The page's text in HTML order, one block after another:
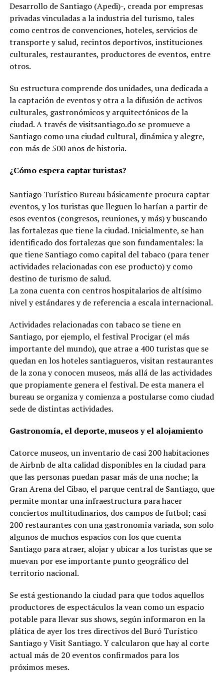
Desarrollo de Santiago (Apedi)-, creada por empresas
privadas vinculadas a la industria del turismo, tales
como centros de convenciones, hoteles, servicios de
transporte y salud, recintos deportivos, instituciones
culturales, restaurantes, productores de eventos, entre
otros.
Su estructura comprende dos unidades, una dedicada a
la captación de eventos y otra a la difusión de activos
culturales, gastronómicos y arquitectónicos de la
ciudad. A través de visitsantiago.do se promueve a
Santiago como una ciudad cultural, dinámica y alegre,
con más de 500 años de historia.
¿Cómo espera captar turistas?
Santiago Turístico Bureau básicamente procura captar
eventos, y los turistas que lleguen lo harían a partir de
esos eventos (congresos, reuniones, y más) y buscando
las fortalezas que tiene la ciudad. Inicialmente, se han
identificado dos fortalezas que son fundamentales: la
que tiene Santiago como capital del tabaco (para tener
actividades relacionadas con ese producto) y como
destino de turismo de salud.
La zona cuenta con centros hospitalarios de altísimo
nivel y estándares y de referencia a escala internacional.
Actividades relacionadas con tabaco se tiene en
Santiago, por ejemplo, el festival Procigar (el más
importante del mundo), que atrae a 400 turistas que se
quedan en los hoteles santiagueros, visitan restaurantes
de la zona y conocen museos, más allá de las actividades
que propiamente genera el festival. De esta manera el
bureau se organiza y comienza a postularse como ciudad
sede de distintas actividades.
Gastronomía, el deporte, museos y el alojamiento
Catorce museos, un inventario de casi 200 habitaciones
de Airbnb de alta calidad disponibles en la ciudad para
que las personas puedan pasar más de una noche; la
Gran Arena del Cibao, el parque central de Santiago, que
permite montar una infraestructura para hacer
conciertos multitudinarios, dos campos de futbol; casi
200 restaurantes con una gastronomía variada, son solo
algunos de muchos espacios con los que cuenta
Santiago para atraer, alojar y ubicar a los turistas que se
muevan por ese importante punto geográfico del
territorio nacional.
Se está gestionando la ciudad para que todos aquellos
productores de espectáculos la vean como un espacio
potable para llevar sus shows, según informaron en la
plática de ayer los tres directivos del Buró Turístico
Santiago y Visit Santiago. Y calcularon que hay al corte
actual más de 20 eventos confirmados para los
próximos meses.